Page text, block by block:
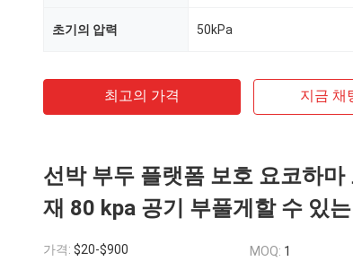
초기의 압력 50kPa
최고의 가격 지금 채
선박 부두 플랫폼 보호 요코하마
재 80 kpa 공기 부풀게할 수 있
가격: $20-$900 MOQ: 1